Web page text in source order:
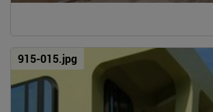
915-015.jpg